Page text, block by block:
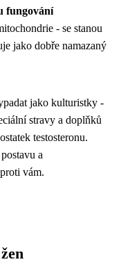
fungování
- se stanou
jako dobře namazaný
jako kulturistky -
stravy a doplňků
testosteronu.
a
vám.